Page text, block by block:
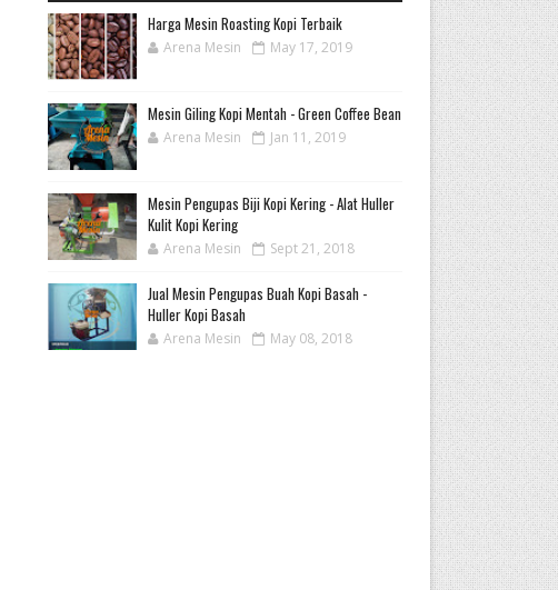
Harga Mesin Roasting Kopi Terbaik
Arena Mesin May 17, 2019
Mesin Giling Kopi Mentah - Green Coffee Bean
Arena Mesin Jan 11, 2019
Mesin Pengupas Biji Kopi Kering - Alat Huller
Kulit Kopi Kering
Arena Mesin Sept 21, 2018
Jual Mesin Pengupas Buah Kopi Basah -
Huller Kopi Basah
Arena Mesin May 08, 2018